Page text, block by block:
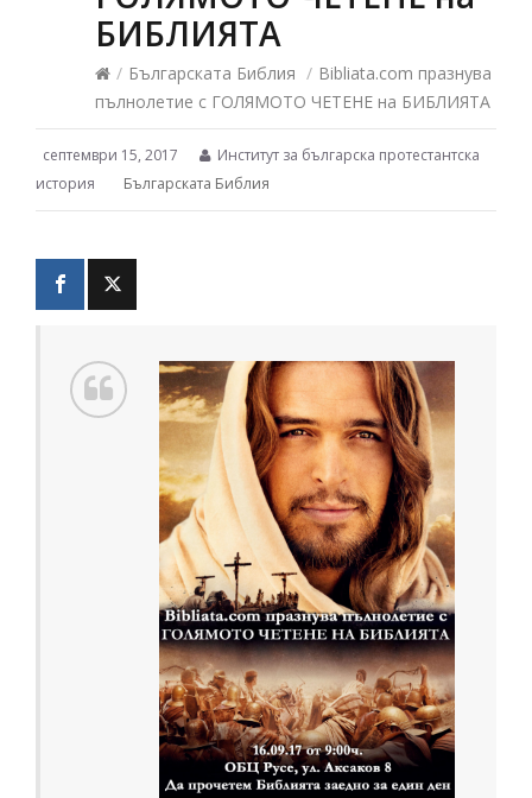
БИБЛИЯТА
/ Българската Библия / Bibliata.com празнува
пълнолетие с ГОЛЯМОТО ЧЕТЕНЕ на БИБЛИЯТА
септември 15, 2017
Институт за българска протестантска
история
Българската Библия